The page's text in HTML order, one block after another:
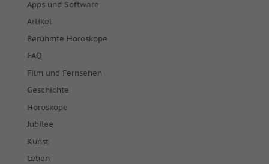
Apps und Software
Artikel
Berühmte Horoskope
FAQ
Film und Fernsehen
Geschichte
Horoskope
Jubilee
Kunst
Leben